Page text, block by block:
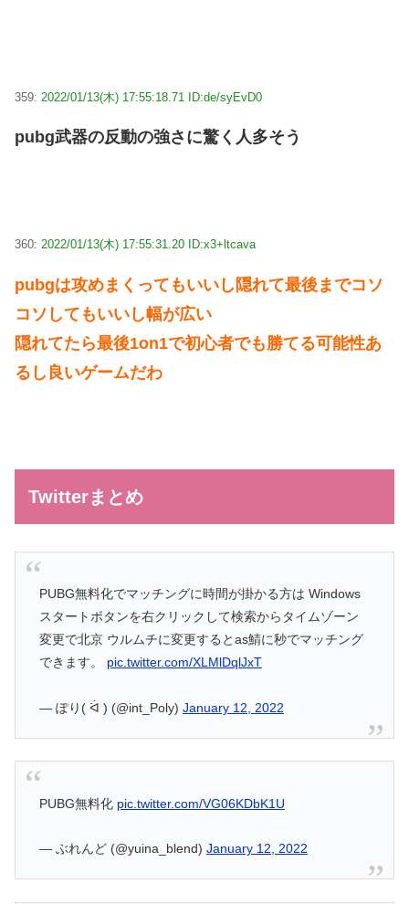
359: 2022/01/13(木) 17:55:18.71 ID:de/syEvD0
pubg武器の反動の強さに驚く人多そう
360: 2022/01/13(木) 17:55:31.20 ID:x3+ltcava
pubgは攻めまくってもいいし隠れて最後までコソ
コソしてもいいし幅が広い
隠れてたら最後1on1で初心者でも勝てる可能性あ
るし良いゲームだわ
Twitterまとめ
PUBG無料化でマッチングに時間が掛かる方は Windows
スタートボタンを右クリックして検索からタイムゾーン
変更で北京 ウルムチに変更するとas鯖に秒でマッチング
できます。 pic.twitter.com/XLMlDqlJxT
— ぽり( ᐛ ) (@int_Poly) January 12, 2022
PUBG無料化 pic.twitter.com/VG06KDbK1U
— ぶれんど (@yuina_blend) January 12, 2022